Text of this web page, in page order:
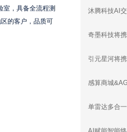
，具备全流程测
的客户，品质可